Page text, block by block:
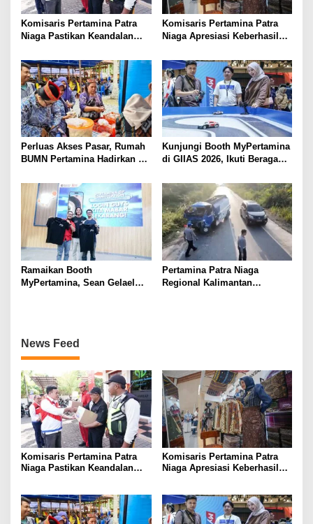
Komisaris Pertamina Patra
Niaga Pastikan Keandalan
Mobilitas Masyarakat &
Wisatawan
Komisaris Pertamina Patra
Niaga Apresiasi Keberhasilan
2026
Perluas Akses Pasar, Rumah
BUMN Pertamina Hadirkan 13
Sulawesi Tengah
Kunjungi Booth MyPertamina
di GIIAS 2026, Ikuti Beragam
Hadiahnya
Ramaikan Booth
MyPertamina, Sean Gelael
Pertamina Patra Niaga
Regional Kalimantan
News Feed
Komisaris Pertamina Patra
Niaga Pastikan Keandalan
Wisatawan
Komisaris Pertamina Patra
Niaga Apresiasi Keberhasilan